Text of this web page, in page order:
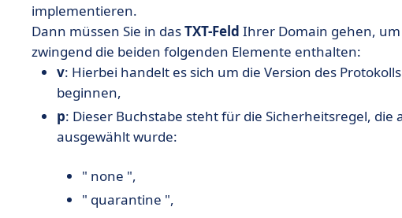
implementieren.
Dann müssen Sie in dasTXT-Feld Ihrer Domain gehen,
zwingend die beiden folgenden Elemente enthalten:
v: Hierbei handelt es sich um die Version des
beginnen,
p: Dieser Buchstabe steht für die Sicherheitsregel,
ausgewählt wurde:
" none ",
" quarantine ",